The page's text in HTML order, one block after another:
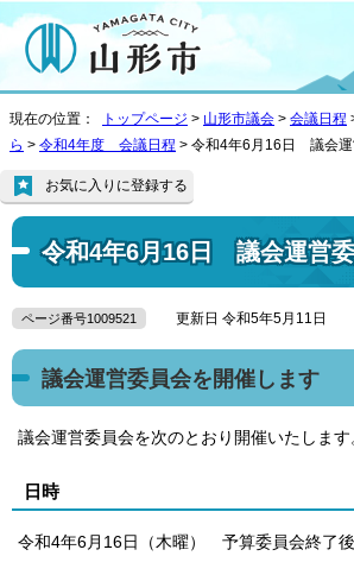
現在の位置： トップページ > 山形市議会 > 会議日程
ら > 令和4年度 会議日程 > 令和4年6月16日 議会運
令和4年6月16日 議会運営
お気に入りに登録する
ページ番号1009521 更新日 令和5年5月11日
議会運営委員会を開催します
議会運営委員会を次のとおり開催いたします
日時
令和4年6月16日（木曜） 予算委員会終了後